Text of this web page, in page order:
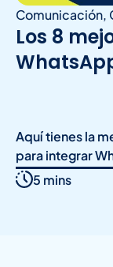
Comunicación,
Los 8
Aquí tienes la
para integrar
5 mins